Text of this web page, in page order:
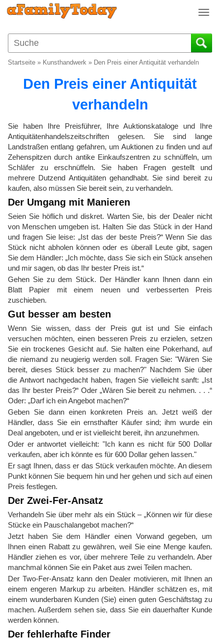
T
g
g
t
i
o
n
Startseite » Kunsthandwerk » Den Preis einer Antiquität verhandeln
Den Preis einer Antiquität
verhandeln
Sie haben Ihre Preisführer, Ihre Auktionskataloge und Ihre
Antiquitätenhandelszeitschriften gelesen. Sie sind lange
Landstraßen entlang gefahren, um Auktionen zu finden und auf
Zehenspitzen durch antike Einkaufszentren zu schnüffeln, um
Schläfer zu erschnüffeln. Sie haben Fragen gestellt und
mehrere Dutzend Antiquitäten gehandhabt. Sie sind bereit zu
kaufen, also müssen Sie bereit sein, zu verhandeln.
Der Umgang mit Manieren
Seien Sie höflich und diskret. Warten Sie, bis der Dealer nicht
von Menschen umgeben ist. Halten Sie das Stück in der Hand
und fragen Sie leise: „Ist das der beste Preis?“ Wenn Sie das
Stück nicht abholen können oder es überall Leute gibt, sagen
Sie dem Händler: „Ich möchte, dass Sie sich ein Stück ansehen
und mir sagen, ob das Ihr bester Preis ist.“
Gehen Sie zu dem Stück. Der Händler kann Ihnen dann ein
Blatt Papier mit einem neuen und verbesserten Preis
zuschieben.
Gut besser am besten
Wenn Sie wissen, dass der Preis gut ist und Sie einfach
versuchen möchten, einen besseren Preis zu erzielen, setzen
Sie ein trockenes Gesicht auf. Sie halten eine Pokerhand, auf
die niemand zu neugierig werden soll. Fragen Sie: "Wären Sie
bereit, dieses Stück besser zu machen?" Nachdem Sie über
die Antwort nachgedacht haben, fragen Sie vielleicht sanft: „Ist
das Ihr bester Preis?“ Oder „Wären Sie bereit zu nehmen. . . .“
Oder: „Darf ich ein Angebot machen?“
Geben Sie dann einen konkreten Preis an. Jetzt weiß der
Händler, dass Sie ein ernsthafter Käufer sind; ihm wurde ein
Deal angeboten, und er ist vielleicht bereit, ihn anzunehmen.
Oder er antwortet vielleicht: "Ich kann es nicht für 500 Dollar
verkaufen, aber ich könnte es für 600 Dollar gehen lassen."
Er sagt Ihnen, dass er das Stück verkaufen möchte. An diesem
Punkt können Sie bequem hin und her gehen und sich auf einen
Preis festlegen.
Der Zwei-Fer-Ansatz
Verhandeln Sie über mehr als ein Stück – „Können wir für diese
Stücke ein Pauschalangebot machen?“
Jetzt haben Sie dem Händler einen Vorwand gegeben, um
Ihnen einen Rabatt zu gewähren, weil Sie eine Menge kaufen.
Händler ziehen es vor, über mehrere Teile zu verhandeln. Aber
manchmal können Sie ein Paket aus zwei Teilen machen.
Der Two-Fer-Ansatz kann den Dealer motivieren, mit Ihnen an
einem engeren Markup zu arbeiten. Händler schätzen es, mit
einem wunderbaren Kunden (Sie) einen guten Geschäftstag zu
machen. Außerdem sehen sie, dass Sie ein dauerhafter Kunde
werden können.
Der fehlerhafte Finder